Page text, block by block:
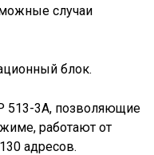
случаи
блок.
513-3А, позволяющие
работают от
адресов.